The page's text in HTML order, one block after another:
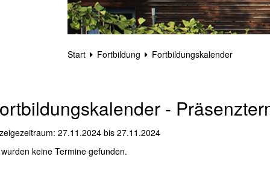
Start Fortbildung Fortbildungskalender
-
27.11.2024 bis 27.11.2024
keine Termine gefunden.